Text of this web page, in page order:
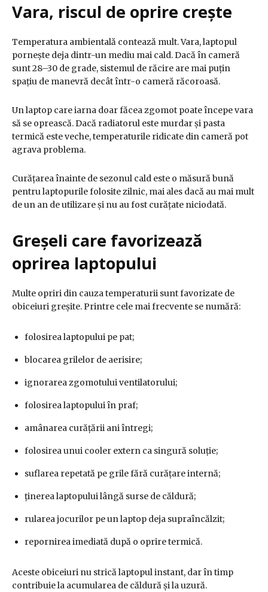
Vara, riscul de oprire crește
Temperatura ambientală contează mult. Vara, laptopul
pornește deja dintr-un mediu mai cald. Dacă în cameră
sunt 28–30 de grade, sistemul de răcire are mai puțin
spațiu de manevră decât într-o cameră răcoroasă.
Un laptop care iarna doar făcea zgomot poate începe vara
să se oprească. Dacă radiatorul este murdar și pasta
termică este veche, temperaturile ridicate din cameră pot
agrava problema.
Curățarea înainte de sezonul cald este o măsură bună
pentru laptopurile folosite zilnic, mai ales dacă au mai mult
de un an de utilizare și nu au fost curățate niciodată.
Greșeli care favorizează
oprirea laptopului
Multe opriri din cauza temperaturii sunt favorizate de
obiceiuri greșite. Printre cele mai frecvente se numără:
folosirea laptopului pe pat;
blocarea grilelor de aerisire;
ignorarea zgomotului ventilatorului;
folosirea laptopului în praf;
amânarea curățării ani întregi;
folosirea unui cooler extern ca singură soluție;
suflarea repetată pe grile fără curățare internă;
ținerea laptopului lângă surse de căldură;
rularea jocurilor pe un laptop deja supraîncălzit;
repornirea imediată după o oprire termică.
Aceste obiceiuri nu strică laptopul instant, dar în timp
contribuie la acumularea de căldură și la uzură.